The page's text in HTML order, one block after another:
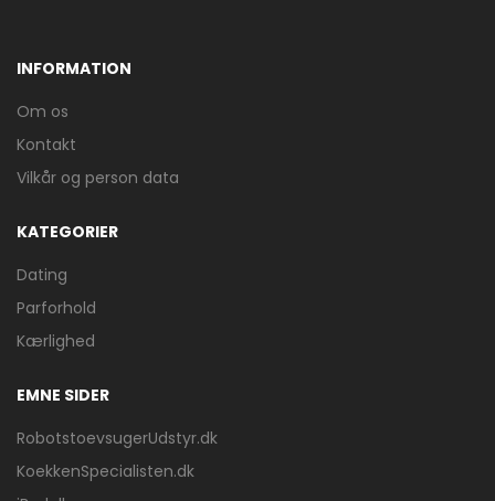
INFORMATION
Om os
Kontakt
Vilkår og person data
KATEGORIER
Dating
Parforhold
Kærlighed
EMNE SIDER
RobotstoevsugerUdstyr.dk
KoekkenSpecialisten.dk